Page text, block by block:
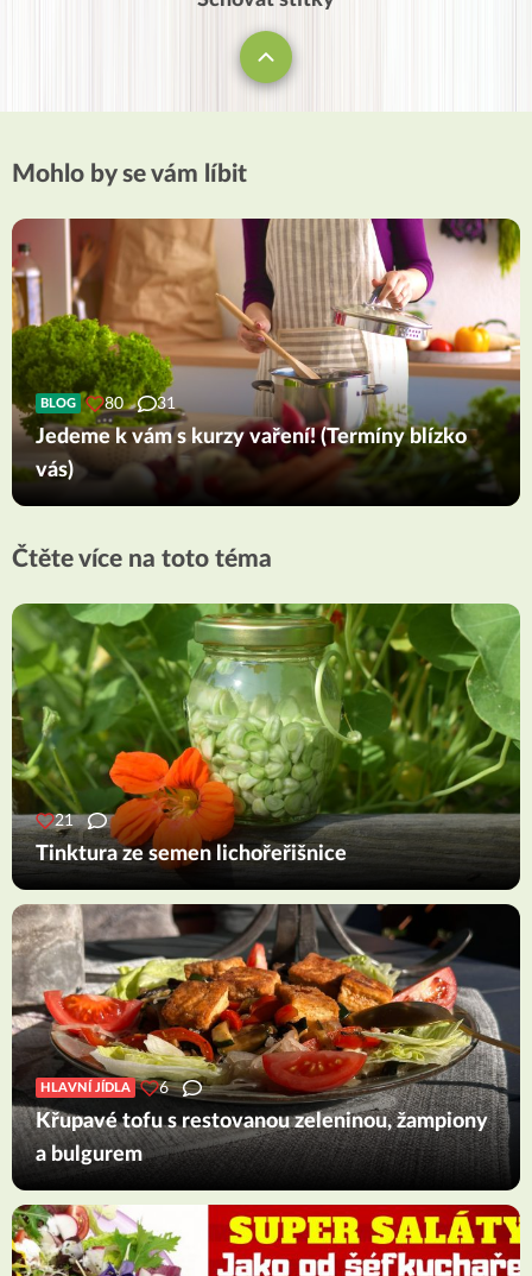
Mohlo by se vám líbit
BLOG 80 31
Jedeme k vám s kurzy vaření! (Termíny blízko
vás)
Čtěte více na toto téma
21
Tinktura ze semen lichořeřišnice
HLAVNÍ JÍDLA 6
Křupavé tofu s restovanou zeleninou, žampiony
a bulgurem